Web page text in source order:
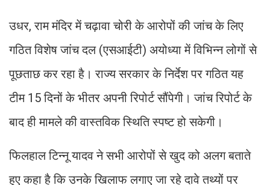
उधर, राम मंदिर में चढ़ावा चोरी के आरोपों की जांच के लिए
गठित विशेष जांच दल (एसआईटी) अयोध्या में विभिन्न लोगों से
पूछताछ कर रहा है। राज्य सरकार के निर्देश पर गठित यह
टीम 15 दिनों के भीतर अपनी रिपोर्ट सौंपेगी। जांच रिपोर्ट के
बाद ही मामले की वास्तविक स्थिति स्पष्ट हो सकेगी।
फिलहाल टिन्नू यादव ने सभी आरोपों से खुद को अलग बताते
हुए कहा है कि उनके खिलाफ लगाए जा रहे दावे तथ्यों पर